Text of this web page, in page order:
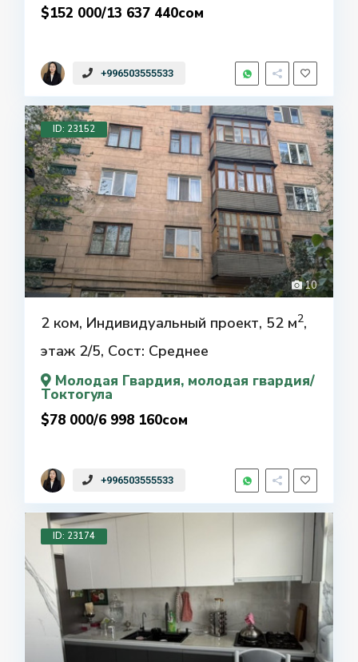
$152 000/13 637 440сом
+996503555533
10
ID: 23152
2 ком, Индивидуальный проект, 52 м2,
этаж 2/5, Сост: Среднее
Молодая Гвардия, молодая гвардия/
Токтогула
$78 000/6 998 160сом
+996503555533
ID: 23174